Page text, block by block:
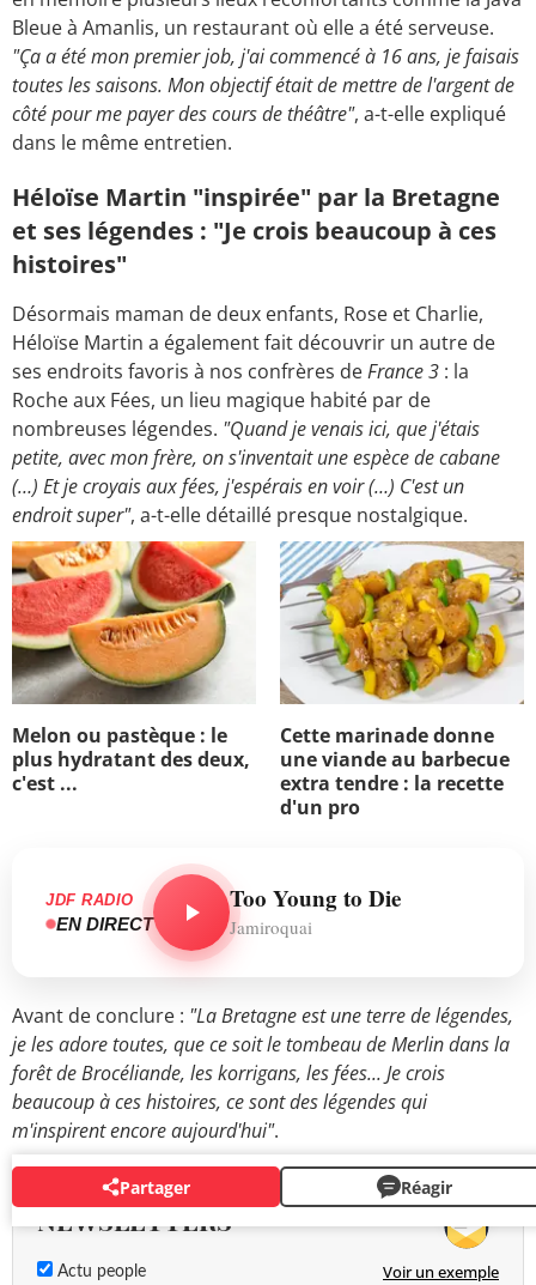
Bleue à Amanlis, un restaurant où elle a été serveuse.
"Ça a été mon premier job, j'ai commencé à 16 ans, je faisais
toutes les saisons. Mon objectif était de mettre de l'argent de
côté pour me payer des cours de théâtre", a-t-elle expliqué
dans le même entretien.
Héloïse Martin "inspirée" par la Bretagne
et ses légendes : "Je crois beaucoup à ces
histoires"
Désormais maman de deux enfants, Rose et Charlie,
Héloïse Martin a également fait découvrir un autre de
ses endroits favoris à nos confrères deFrance 3 : la
Roche aux Fées, un lieu magique habité par de
nombreuses légendes. "Quand je venais ici, que j'étais
petite, avec mon frère, on s'inventait une espèce de cabane
(…) Et je croyais aux fées, j'espérais en voir (…) C'est un
endroit super", a-t-elle détaillé presque nostalgique.
Melon ou pastèque : le
plus hydratant des deux,
c'est ...
Cette marinade donne
une viande au barbecue
extra tendre : la recette
d'un pro
JDF RADIO
EN DIRECT
Too Young to Die
Jamiroquai
Avant de conclure : "La Bretagne est une terre de légendes,
je les adore toutes, que ce soit le tombeau de Merlin dans la
forêt de Brocéliande, les korrigans, les fées... Je crois
beaucoup à ces histoires, ce sont des légendes qui
m'inspirent encore aujourd'hui".
Partager Réagir
NEWSLETTERS
Actu people Voir un exemple